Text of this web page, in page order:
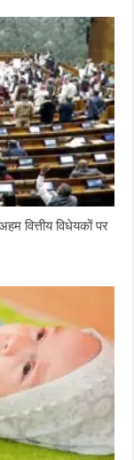
वित्तीय विधेयकों पर